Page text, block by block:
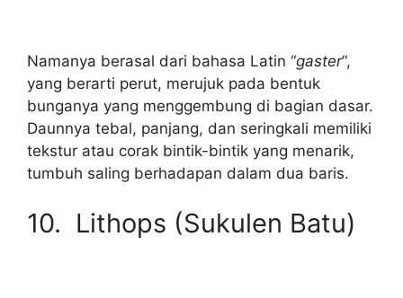
Namanya berasal dari bahasa Latin “gaster“,
yang berarti perut, merujuk pada bentuk
bunganya yang menggembung di bagian dasar.
Daunnya tebal, panjang, dan seringkali memiliki
tekstur atau corak bintik-bintik yang menarik,
tumbuh saling berhadapan dalam dua baris.
10. Lithops (Sukulen Batu)